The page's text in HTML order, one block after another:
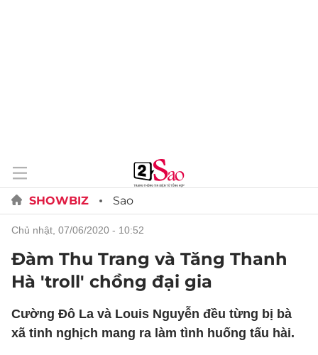
SHOWBIZ Sao
chủ nhật, 07/06/2020 - 10:52
Đàm Thu Trang và Tăng Thanh
Hà 'troll' chồng đại gia
Cường Đô La và Louis Nguyễn đều từng bị bà
xã tinh nghịch mang ra làm tình huống tấu hài.